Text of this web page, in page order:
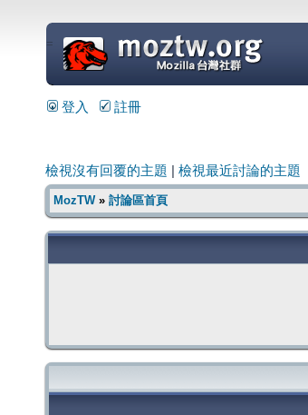
=
登入 註冊
檢視沒有回覆的主題 檢視最近討論的主題
MozTW» 討論區首頁